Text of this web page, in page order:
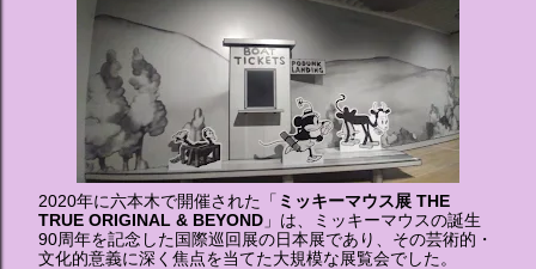
2020年に六本木で開催された「 ミッキーマウス展 THE
TRUE ORIGINAL & BEYOND 」は、ミッキーマウスの誕生
90周年を記念した国際巡回展の日本展であり、その芸術的・
文化的意義に深く焦点を当てた大規模な展覧会でした。